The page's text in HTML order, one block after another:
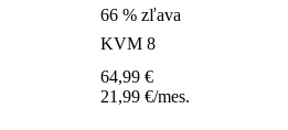
66 % zľava
KVM 8
64,99 €
21,99 €/mes.